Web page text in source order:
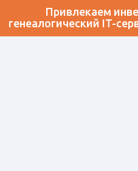
Привлекаем
генеалогический IT-